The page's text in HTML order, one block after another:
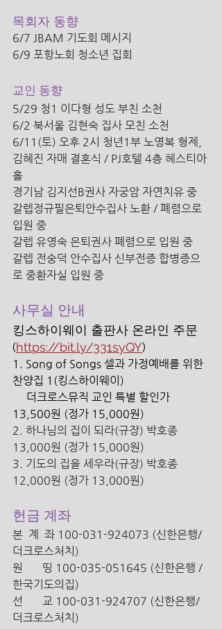
목회자 동향
6/7 JBAM 기도회 메시지
6/9 포항노회 청소년 집회
교인 동향
5/29 청1 이다형 성도 부친 소천
6/2 북서울 김현숙 집사 모친 소천
6/11(토) 오후 2시 청년1부 노영복 형제,
김혜진 자매 결혼식 / PJ호텔 4층 헤스티아
홀
경기남 김지선B권사 자궁암 자연치유 중
갈렙정규필은퇴안수집사 노환 / 폐렴으로
입원 중
갈렙 유영숙 은퇴권사 폐렴으로 입원 중
갈렙 전숭덕 안수집사 신부전증 합병증으
로 중환자실 입원 중
사무실 안내
킹스하이웨이 출판사 온라인 주문
(https://bit.ly/331syQY)
1. Song of Songs 셀과 가정예배를 위한
찬양집 1(킹스하이웨이)
13,500원 (정가 15,000원)
2. 하나님의 집이 되라(규장) 박호종
13,000원 (정가 15,000원)
3. 기도의 집을 세우라(규장) 박호종
12,000원 (정가 13,000원)
헌금 계좌
본  계  좌 100-031-924073 (신한은행/
더크로스처치)
원       띵 100-035-051645 (신한은행 /
한국기도의집)
선       교 100-031-924707 (신한은행/
더크로스처치)